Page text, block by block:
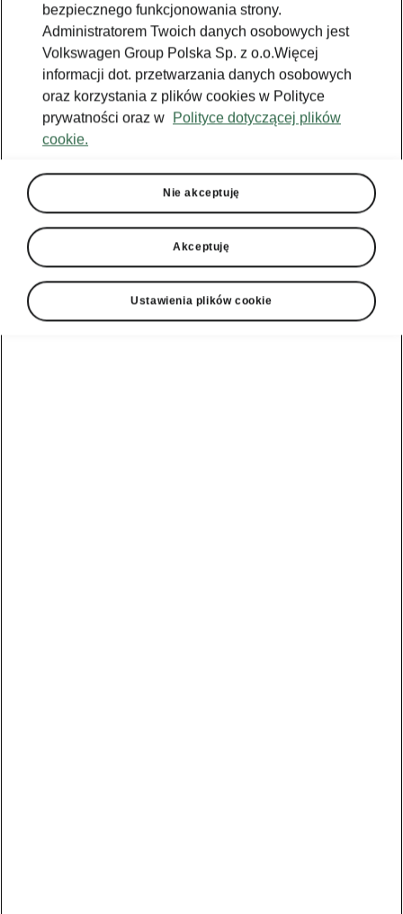
bezpiecznego funkcjonowania strony.
Administratorem Twoich danych osobowych jest
Volkswagen Group Polska Sp. z o.o.Więcej
informacji dot. przetwarzania danych osobowych
oraz korzystania z plików cookies w Polityce
prywatności oraz w Polityce dotyczącej plików
cookie.
Nie akceptuję
Akceptuję
Ustawienia plików cookie